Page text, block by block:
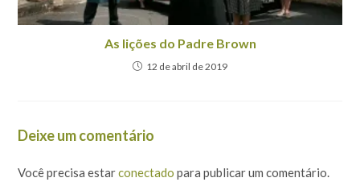
As lições do Padre Brown
12 de abril de 2019
Deixe um comentário
Você precisa estarconectado para publicar um comentário.